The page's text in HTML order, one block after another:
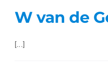
W van de
[...]